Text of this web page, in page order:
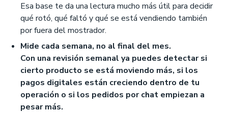
Esa base te da una lectura mucho más útil para decidir
qué rotó, qué faltó y qué se está vendiendo también
por fuera del mostrador.
Mide cada semana, no al final del mes.
Con una revisión semanal ya puedes detectar si
cierto producto se está moviendo más, si los
pagos digitales están creciendo dentro de tu
operación o si los pedidos por chat empiezan a
pesar más.